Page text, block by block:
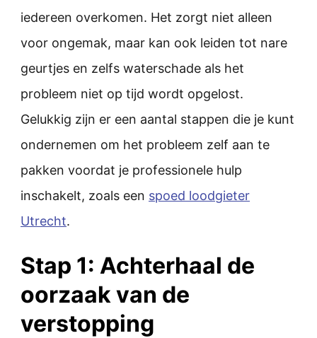
iedereen overkomen. Het zorgt niet alleen
voor ongemak, maar kan ook leiden tot nare
geurtjes en zelfs waterschade als het
probleem niet op tijd wordt opgelost.
Gelukkig zijn er een aantal stappen die je kunt
ondernemen om het probleem zelf aan te
pakken voordat je professionele hulp
inschakelt, zoals een spoed loodgieter
Utrecht.
Stap 1: Achterhaal de
oorzaak van de
verstopping